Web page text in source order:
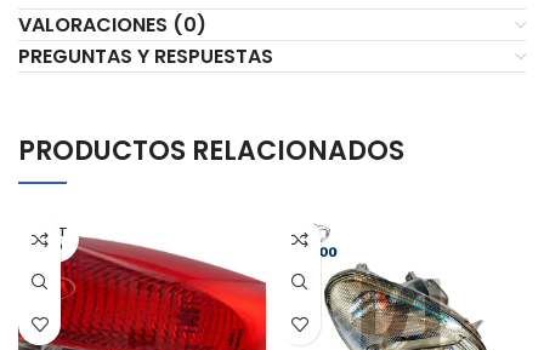
VALORACIONES (0)
PREGUNTAS Y RESPUESTAS
PRODUCTOS RELACIONADOS
AGOT
ADO